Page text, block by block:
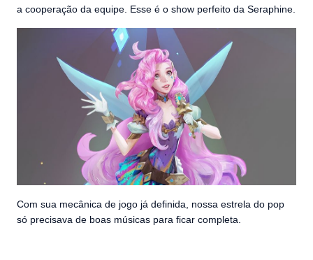
a cooperação da equipe. Esse é o show perfeito da Seraphine.
Com sua mecânica de jogo já definida, nossa estrela do pop
só precisava de boas músicas para ficar completa.